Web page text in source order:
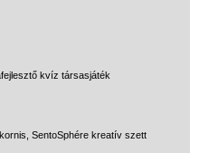
kvíz társasjáték
SentoSphére kreatív szett